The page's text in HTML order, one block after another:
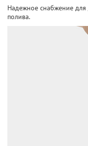
Надежное снабжение
полива.